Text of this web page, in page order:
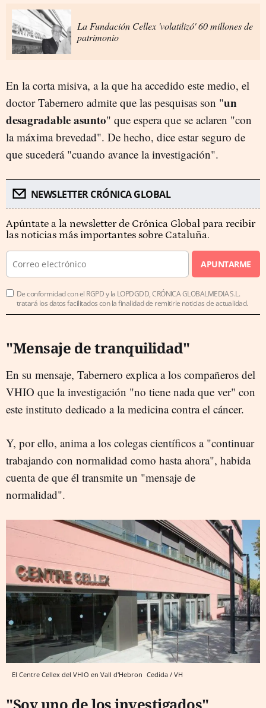
La Fundación Cellex 'volatilizó' 60 millones de
patrimonio
En la corta misiva, a la que ha accedido este medio, el
doctor Tabernero admite que las pesquisas son "un
desagradable asunto" que espera que se aclaren "con
la máxima brevedad". De hecho, dice estar seguro de
que sucederá "cuando avance la investigación".
NEWSLETTER CRÓNICA GLOBAL
Apúntate a la newsletter de Crónica Global para recibir
las noticias más importantes sobre Cataluña.
APUNTARME
De conformidad con el RGPD y la LOPDGDD, CRÓNICA GLOBALMEDIA S.L.
tratará los datos facilitados con la finalidad de remitirle noticias de actualidad.
"Mensaje de tranquilidad"
En su mensaje, Tabernero explica a los compañeros del
VHIO que la investigación "no tiene nada que ver" con
este instituto dedicado a la medicina contra el cáncer.
Y, por ello, anima a los colegas científicos a "continuar
trabajando con normalidad como hasta ahora", habida
cuenta de que él transmite un "mensaje de
normalidad".
El Centre Cellex del VHIO en Vall d'Hebron Cedida / VH
"Soy uno de los investigados"